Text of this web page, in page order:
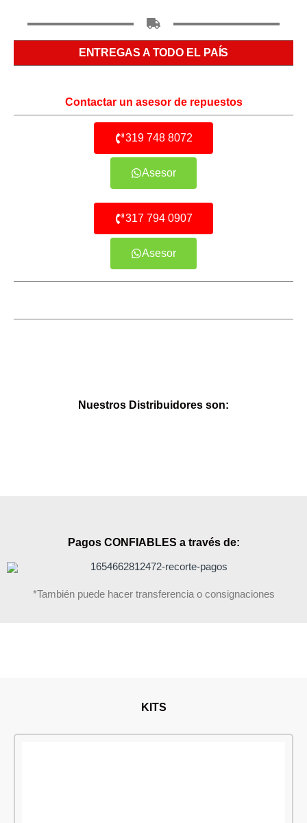
ENTREGAS A TODO EL PAÍS
Contactar un asesor de repuestos
319 748 8072
Asesor
317 794 0907
Asesor
Nuestros Distribuidores son:
Pagos CONFIABLES a través de:
*También puede hacer transferencia o consignaciones
KITS